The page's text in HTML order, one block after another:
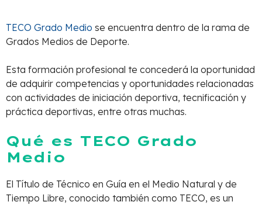
TECO Grado Medio se encuentra dentro de la rama de
Grados Medios de Deporte.
Esta formación profesional te concederá la oportunidad
de adquirir competencias y oportunidades relacionadas
con actividades de iniciación deportiva, tecnificación y
práctica deportivas, entre otras muchas.
Qué es TECO Grado
Medio
El Título de Técnico en Guía en el Medio Natural y de
Tiempo Libre, conocido también como TECO, es un